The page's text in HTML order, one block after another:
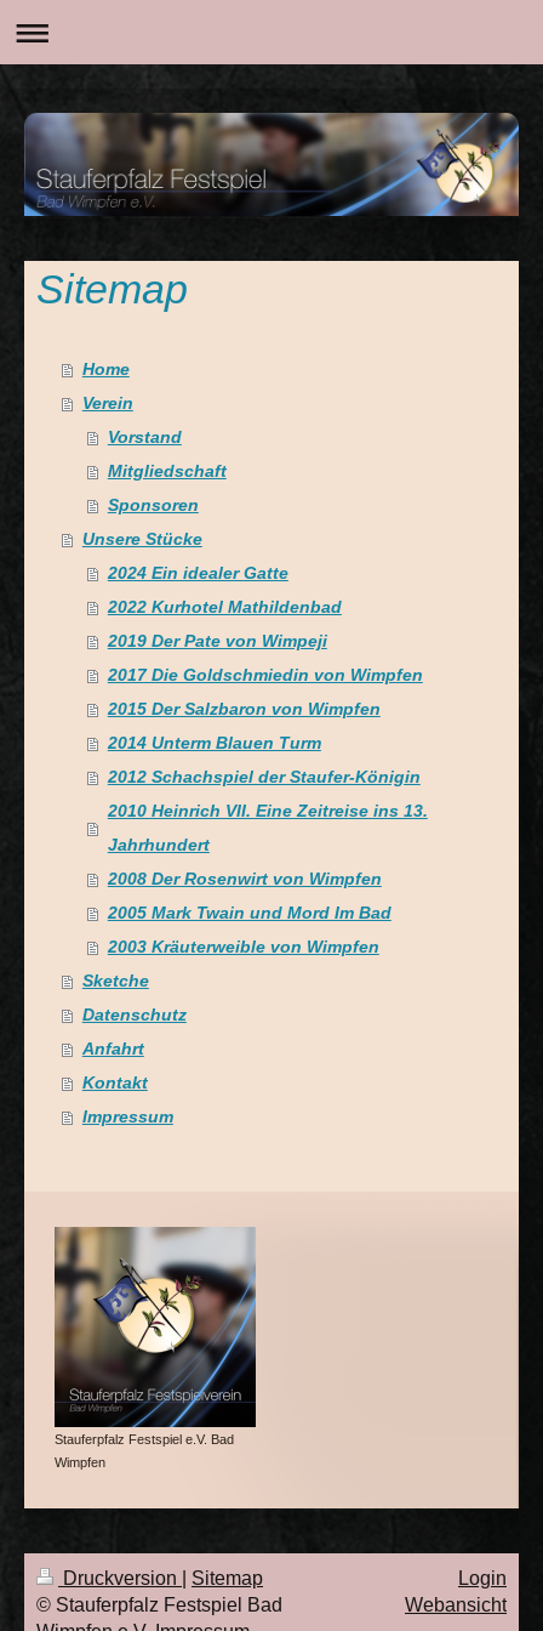
Sitemap
Home
Verein
Vorstand
Mitgliedschaft
Sponsoren
Unsere Stücke
2024 Ein idealer Gatte
2022 Kurhotel Mathildenbad
2019 Der Pate von Wimpeji
2017 Die Goldschmiedin von Wimpfen
2015 Der Salzbaron von Wimpfen
2014 Unterm Blauen Turm
2012 Schachspiel der Staufer-Königin
2010 Heinrich VII. Eine Zeitreise ins 13.
Jahrhundert
2008 Der Rosenwirt von Wimpfen
2005 Mark Twain und Mord Im Bad
2003 Kräuterweible von Wimpfen
Sketche
Datenschutz
Anfahrt
Kontakt
Impressum
Stauferpfalz Festspiel e.V. Bad
Wimpfen
Druckversion
Sitemap
© Stauferpfalz Festspiel Bad
Login
Webansicht